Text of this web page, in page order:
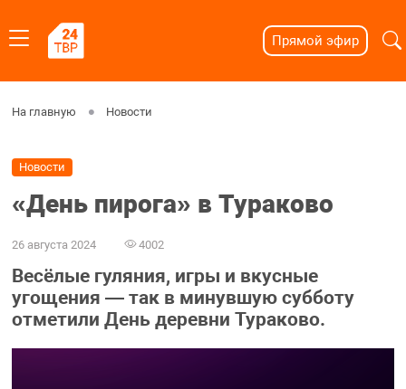
Прямой эфир
На главную Новости
Новости
«День пирога» в Тураково
26 августа 2024 4002
Весёлые гуляния, игры и вкусные
угощения — так в минувшую субботу
отметили День деревни Тураково.